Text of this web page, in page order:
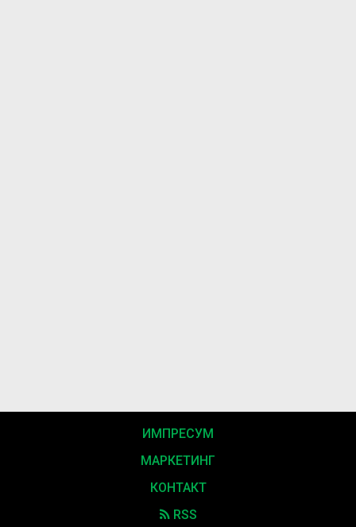
ИМПРЕСУМ
МАРКЕТИНГ
КОНТАКТ
RSS